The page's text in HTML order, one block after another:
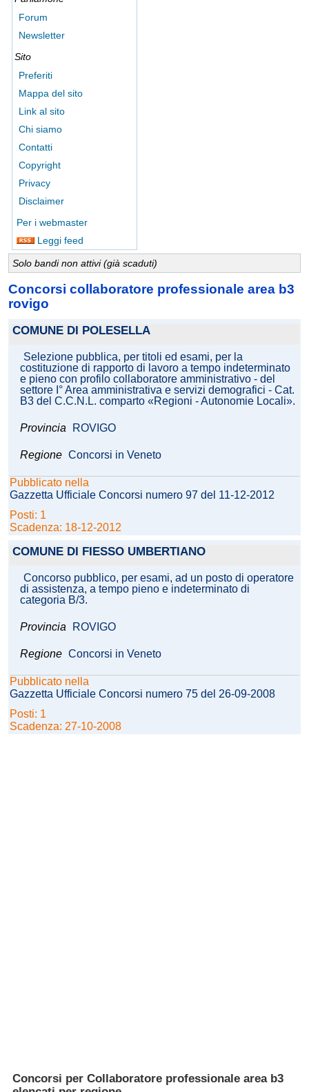
Forum
Newsletter
Sito
Preferiti
Mappa del sito
Link al sito
Chi siamo
Contatti
Copyright
Privacy
Disclaimer
Per i webmaster
Leggi feed
Solo bandi non attivi (già scaduti)
Concorsi collaboratore professionale area b3
rovigo
COMUNE DI POLESELLA
Selezione pubblica, per titoli ed esami, per la
costituzione di rapporto di lavoro a tempo indeterminato
e pieno con profilo collaboratore amministrativo - del
settore I° Area amministrativa e servizi demografici - Cat.
B3 del C.C.N.L. comparto «Regioni - Autonomie Locali».
Provincia ROVIGO
Regione Concorsi in Veneto
Pubblicato nella
Gazzetta Ufficiale Concorsi numero 97 del 11-12-2012
Posti: 1
Scadenza: 18-12-2012
COMUNE DI FIESSO UMBERTIANO
Concorso pubblico, per esami, ad un posto di operatore
di assistenza, a tempo pieno e indeterminato di
categoria B/3.
Provincia ROVIGO
Regione Concorsi in Veneto
Pubblicato nella
Gazzetta Ufficiale Concorsi numero 75 del 26-09-2008
Posti: 1
Scadenza: 27-10-2008
Concorsi per Collaboratore professionale area b3